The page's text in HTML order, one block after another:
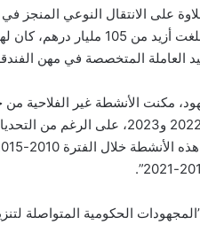
مليون سائح بعائدات قياسية
العاملة المتخصصة في مهن
كمتوسط سنوي خلال سنتي 2022
الحكومية المتواصلة